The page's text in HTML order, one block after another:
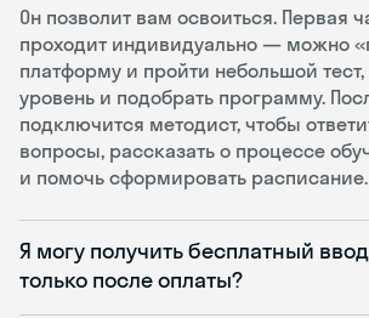
Он позволит вам освоиться. Первая
проходит индивидуально — можно
платформу и пройти небольшой
уровень и подобрать программу.
подключится методист, чтобы
вопросы, рассказать о процессе
и помочь сформировать расписание.
Я могу получить бесплатный
только после оплаты?